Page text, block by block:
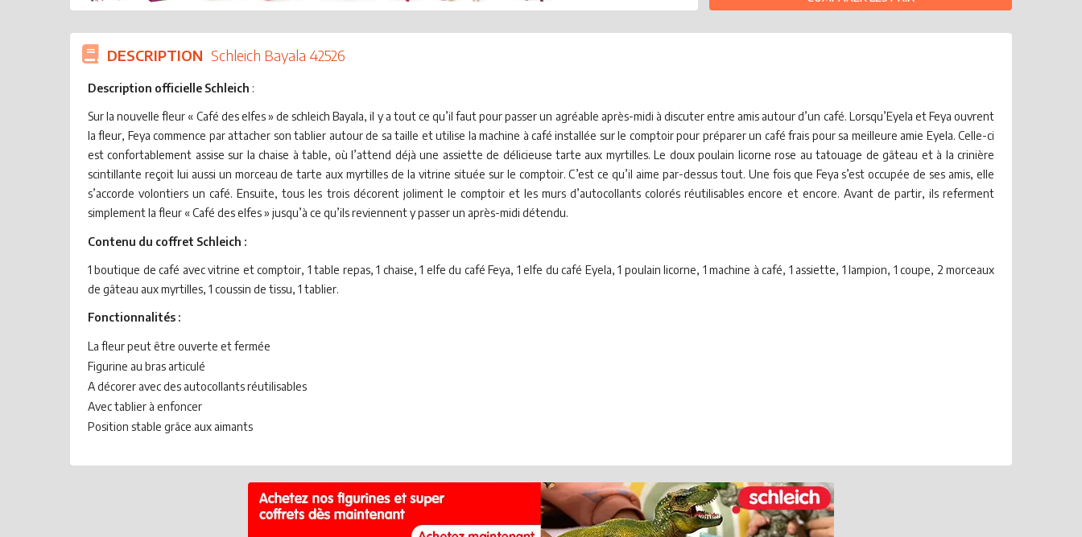
DESCRIPTION Schleich Bayala 42526
Description officielle Schleich :
Sur la nouvelle fleur « Café des elfes » de schleich Bayala, il y a tout ce qu’il faut pour passer un agréable après-midi à discuter entre amis autour d’un café. Lorsqu’Eyela et Feya ouvrent
la fleur, Feya commence par attacher son tablier autour de sa taille et utilise la machine à café installée sur le comptoir pour préparer un café frais pour sa meilleure amie Eyela. Celle-ci
est confortablement assise sur la chaise à table, où l’attend déjà une assiette de délicieuse tarte aux myrtilles. Le doux poulain licorne rose au tatouage de gâteau et à la crinière
scintillante reçoit lui aussi un morceau de tarte aux myrtilles de la vitrine située sur le comptoir. C’est ce qu’il aime par-dessus tout. Une fois que Feya s’est occupée de ses amis, elle
s’accorde volontiers un café. Ensuite, tous les trois décorent joliment le comptoir et les murs d’autocollants colorés réutilisables encore et encore. Avant de partir, ils referment
simplement la fleur « Café des elfes » jusqu’à ce qu’ils reviennent y passer un après-midi détendu.
Contenu du coffret Schleich :
1 boutique de café avec vitrine et comptoir, 1 table repas, 1 chaise, 1 elfe du café Feya, 1 elfe du café Eyela, 1 poulain licorne, 1 machine à café, 1 assiette, 1 lampion, 1 coupe, 2 morceaux
de gâteau aux myrtilles, 1 coussin de tissu, 1 tablier.
Fonctionnalités :
La fleur peut être ouverte et fermée
Figurine au bras articulé
A décorer avec des autocollants réutilisables
Avec tablier à enfoncer
Position stable grâce aux aimants